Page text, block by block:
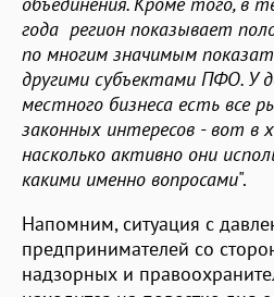
года регион показывает
по многим значимым
другими субъектами ПФО. У
местного бизнеса есть все
законных интересов - вот в
насколько активно они
какими именно вопросами".
Напомним, ситуация с
предпринимателей со
надзорных и